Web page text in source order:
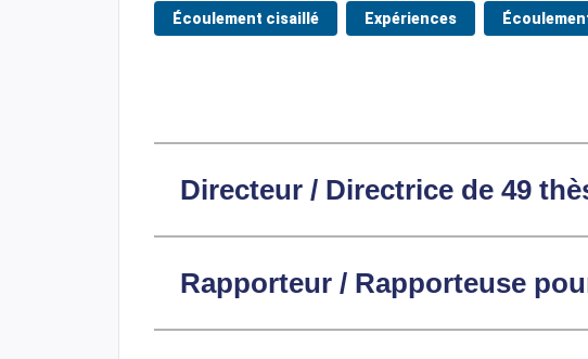
Écoulement cisaillé Expériences
Directeur / Directrice de 49
Rapporteur / Rapporteuse